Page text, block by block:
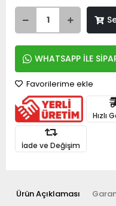
WHATSAPP İLE
Favorilerime ekle
Hızlı
İade ve Değişim
Ürün Açıklaması